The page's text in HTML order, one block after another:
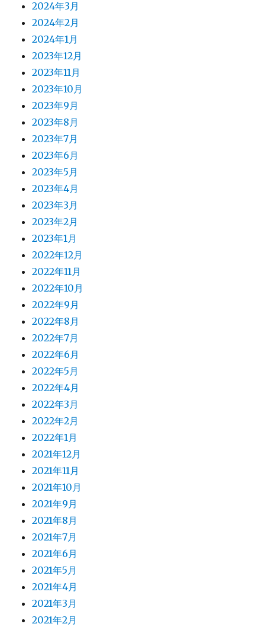
2024年3月
2024年2月
2024年1月
2023年12月
2023年11月
2023年10月
2023年9月
2023年8月
2023年7月
2023年6月
2023年5月
2023年4月
2023年3月
2023年2月
2023年1月
2022年12月
2022年11月
2022年10月
2022年9月
2022年8月
2022年7月
2022年6月
2022年5月
2022年4月
2022年3月
2022年2月
2022年1月
2021年12月
2021年11月
2021年10月
2021年9月
2021年8月
2021年7月
2021年6月
2021年5月
2021年4月
2021年3月
2021年2月